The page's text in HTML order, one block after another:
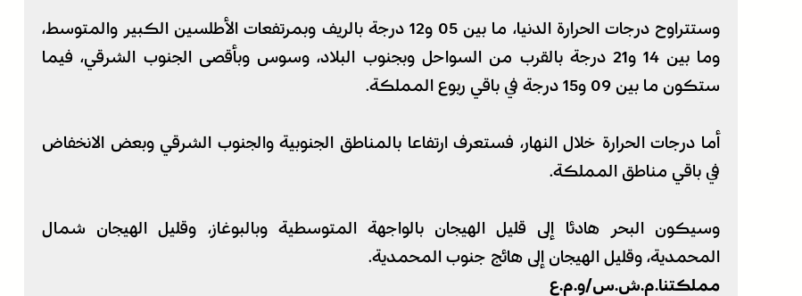
وستتراوح درجات الحرارة الدنيا، ما بين 05 و12 درجة بالريف وبمرتفعات الأطلسين الكبير والمتوسط،
وما بين 14 و21 درجة بالقرب من السواحل وبجنوب البلاد، وسوس وبأقصى الجنوب الشرقي، فيما
ستكون ما بين 09 و15 درجة في باقي ربوع المملكة.
أما درجات الحرارة خلال النهار، فستعرف ارتفاعا بالمناطق الجنوبية والجنوب الشرقي وبعض الانخفاض
في باقي مناطق المملكة.
وسيكون البحر هادئا إلى قليل الهيجان بالواجهة المتوسطية وبالبوغاز، وقليل الهيجان شمال
المحمدية، وقليل الهيجان إلى هائج جنوب المحمدية.
مملكتنا.م.ش.س/و.م.ع